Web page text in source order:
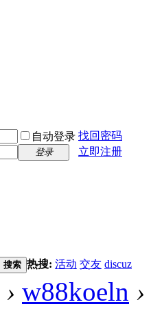
自动登录 找回密码
登录 立即注册
搜索 热搜: 活动 交友 discuz
› w88koeln ›